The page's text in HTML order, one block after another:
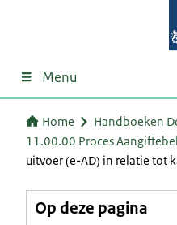
Menu
Home Handboeken
11.00.00 Proces
uitvoer (e-AD) in relatie tot
Op deze pagina